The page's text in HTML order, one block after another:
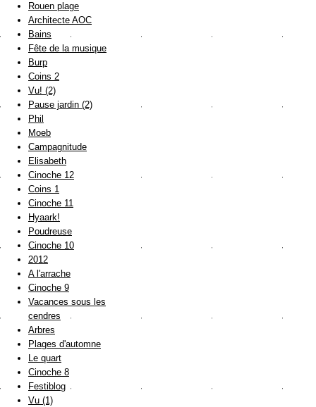
Rouen plage
Architecte AOC
Bains
Fête de la musique
Burp
Coins 2
Vu! (2)
Pause jardin (2)
Phil
Moeb
Campagnitude
Elisabeth
Cinoche 12
Coins 1
Cinoche 11
Hyaark!
Poudreuse
Cinoche 10
2012
A l'arrache
Cinoche 9
Vacances sous les
cendres
Arbres
Plages d'automne
Le quart
Cinoche 8
Festiblog
Vu (1)